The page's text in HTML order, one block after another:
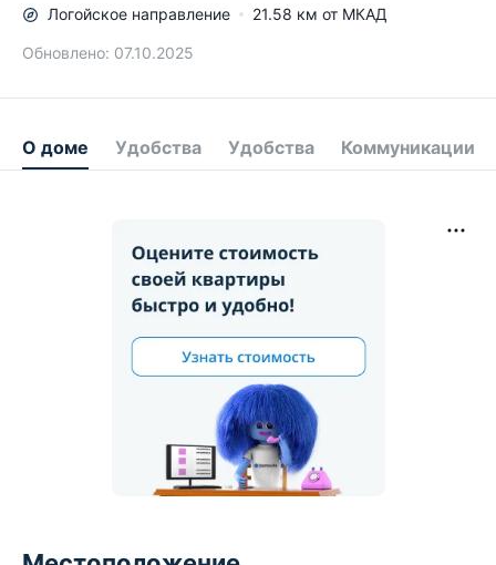
Логойское направление 21.58 км от МКАД
Обновлено: 07.10.2025
О доме Удобства Удобства Коммуникации